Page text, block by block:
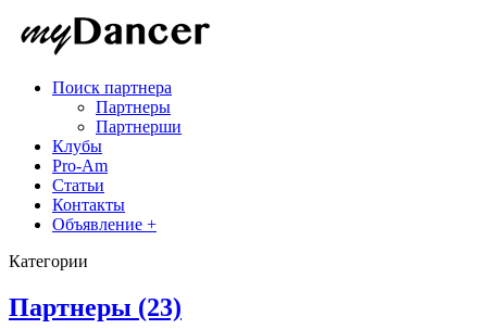
Поиск партнера
Партнеры
Партнерши
Клубы
Pro-Am
Статьи
Контакты
Объявление +
Категории
Партнеры (23)